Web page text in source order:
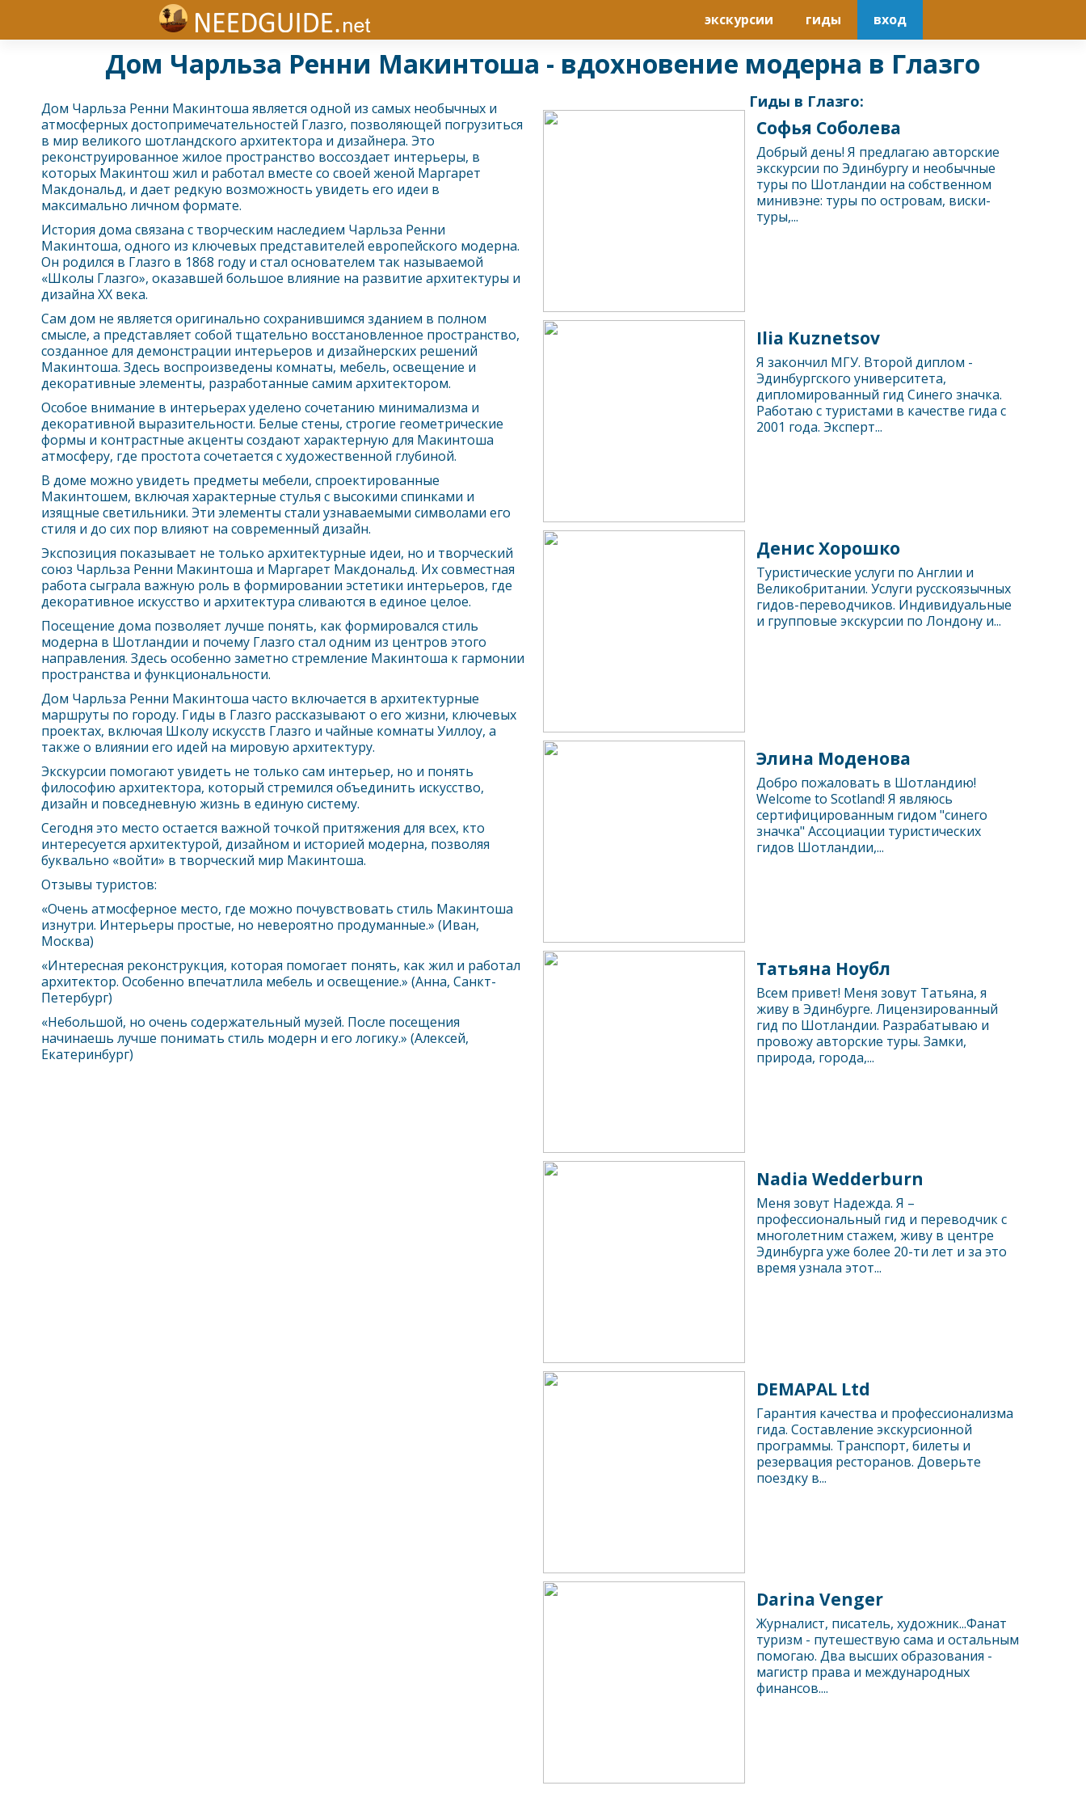
экскурсии гиды вход
Дом Чарльза Ренни Макинтоша - вдохновение модерна в Глазго
Дом Чарльза Ренни Макинтоша является одной из самых необычных и
атмосферных достопримечательностей Глазго, позволяющей погрузиться
в мир великого шотландского архитектора и дизайнера. Это
реконструированное жилое пространство воссоздает интерьеры, в
которых Макинтош жил и работал вместе со своей женой Маргарет
Макдональд, и дает редкую возможность увидеть его идеи в
максимально личном формате.
История дома связана с творческим наследием Чарльза Ренни
Макинтоша, одного из ключевых представителей европейского модерна.
Он родился в Глазго в 1868 году и стал основателем так называемой
«Школы Глазго», оказавшей большое влияние на развитие архитектуры и
дизайна XX века.
Сам дом не является оригинально сохранившимся зданием в полном
смысле, а представляет собой тщательно восстановленное пространство,
созданное для демонстрации интерьеров и дизайнерских решений
Макинтоша. Здесь воспроизведены комнаты, мебель, освещение и
декоративные элементы, разработанные самим архитектором.
Особое внимание в интерьерах уделено сочетанию минимализма и
декоративной выразительности. Белые стены, строгие геометрические
формы и контрастные акценты создают характерную для Макинтоша
атмосферу, где простота сочетается с художественной глубиной.
В доме можно увидеть предметы мебели, спроектированные
Макинтошем, включая характерные стулья с высокими спинками и
изящные светильники. Эти элементы стали узнаваемыми символами его
стиля и до сих пор влияют на современный дизайн.
Экспозиция показывает не только архитектурные идеи, но и творческий
союз Чарльза Ренни Макинтоша и Маргарет Макдональд. Их совместная
работа сыграла важную роль в формировании эстетики интерьеров, где
декоративное искусство и архитектура сливаются в единое целое.
Посещение дома позволяет лучше понять, как формировался стиль
модерна в Шотландии и почему Глазго стал одним из центров этого
направления. Здесь особенно заметно стремление Макинтоша к гармонии
пространства и функциональности.
Дом Чарльза Ренни Макинтоша часто включается в архитектурные
маршруты по городу. Гиды в Глазго рассказывают о его жизни, ключевых
проектах, включая Школу искусств Глазго и чайные комнаты Уиллоу, а
также о влиянии его идей на мировую архитектуру.
Экскурсии помогают увидеть не только сам интерьер, но и понять
философию архитектора, который стремился объединить искусство,
дизайн и повседневную жизнь в единую систему.
Сегодня это место остается важной точкой притяжения для всех, кто
интересуется архитектурой, дизайном и историей модерна, позволяя
буквально «войти» в творческий мир Макинтоша.
Отзывы туристов:
«Очень атмосферное место, где можно почувствовать стиль Макинтоша
изнутри. Интерьеры простые, но невероятно продуманные.» (Иван,
Москва)
«Интересная реконструкция, которая помогает понять, как жил и работал
архитектор. Особенно впечатлила мебель и освещение.» (Анна, Санкт-
Петербург)
«Небольшой, но очень содержательный музей. После посещения
начинаешь лучше понимать стиль модерн и его логику.» (Алексей,
Екатеринбург)
Гиды в Глазго:
Софья Соболева
Добрый день! Я предлагаю авторские
экскурсии по Эдинбургу и необычные
туры по Шотландии на собственном
минивэне: туры по островам, виски-
туры,...
Ilia Kuznetsov
Я закончил МГУ. Второй диплом -
Эдинбургского университета,
дипломированный гид Синего значка.
Работаю с туристами в качестве гида с
2001 года. Эксперт...
Денис Хорошко
Туристические услуги по Англии и
Великобритании. Услуги русскоязычных
гидов-переводчиков. Индивидуальные
и групповые экскурсии по Лондону и...
Элина Моденова
Добро пожаловать в Шотландию!
Welcome to Scotland! Я являюсь
сертифицированным гидом "синего
значка" Ассоциации туристических
гидов Шотландии,...
Татьяна Ноубл
Всем привет! Меня зовут Татьяна, я
живу в Эдинбурге. Лицензированный
гид по Шотландии. Разрабатываю и
провожу авторские туры. Замки,
природа, города,...
Nadia Wedderburn
Меня зовут Надежда. Я –
профессиональный гид и переводчик с
многолетним стажем, живу в центре
Эдинбурга уже более 20-ти лет и за это
время узнала этот...
DEMAPAL Ltd
Гарантия качества и профессионализма
гида. Составление экскурсионной
программы. Транспорт, билеты и
резервация ресторанов. Доверьте
поездку в...
Darina Venger
Журналист, писатель, художник...Фанат
туризм - путешествую сама и остальным
помогаю. Два высших образования -
магистр права и международных
финансов....